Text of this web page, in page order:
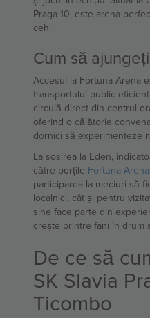
Praga 10, este arena
ceh.
Cum să
Accesul la Fortuna Arena
transportului public
circulă direct din centrul
oferind o călătorie
dornici să experimenteze
La sosirea la Eden,
către porțile Fortuna Arena
participarea la meciuri să
localnici, cât și pentru
sine face parte din
crește printre fani în drum
De ce să
SK Slavia
Ticombo